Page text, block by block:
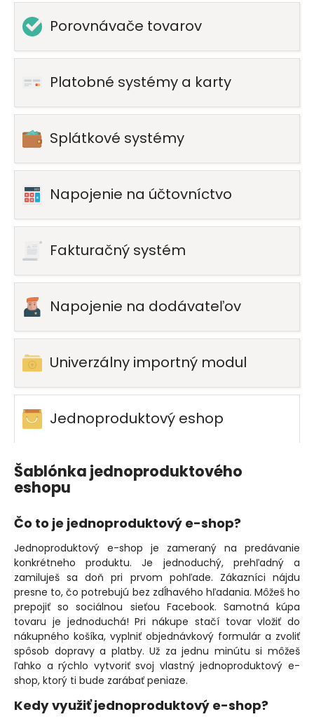
Porovnávače tovarov
Platobné systémy a karty
Splátkové systémy
Napojenie na účtovníctvo
Fakturačný systém
Napojenie na dodávateľov
Univerzálny importný modul
Jednoproduktový eshop
Šablónka jednoproduktového
eshopu
Čo to je jednoproduktový e-shop?
Jednoproduktový e-shop je zameraný na predávanie
konkrétneho produktu. Je jednoduchý, prehľadný a
zamiluješ sa doň pri prvom pohľade. Zákazníci nájdu
presne to, čo potrebujú bez zdĺhavého hľadania. Môžeš ho
prepojiť so sociálnou sieťou Facebook. Samotná kúpa
tovaru je jednoduchá! Pri nákupe stačí tovar vložiť do
nákupného košíka, vyplniť objednávkový formulár a zvoliť
spôsob dopravy a platby. Už za jednu minútu si môžeš
ľahko a rýchlo vytvoriť svoj vlastný jednoproduktový e-
shop, ktorý ti bude zarábať peniaze.
Kedy využiť jednoproduktový e-shop?